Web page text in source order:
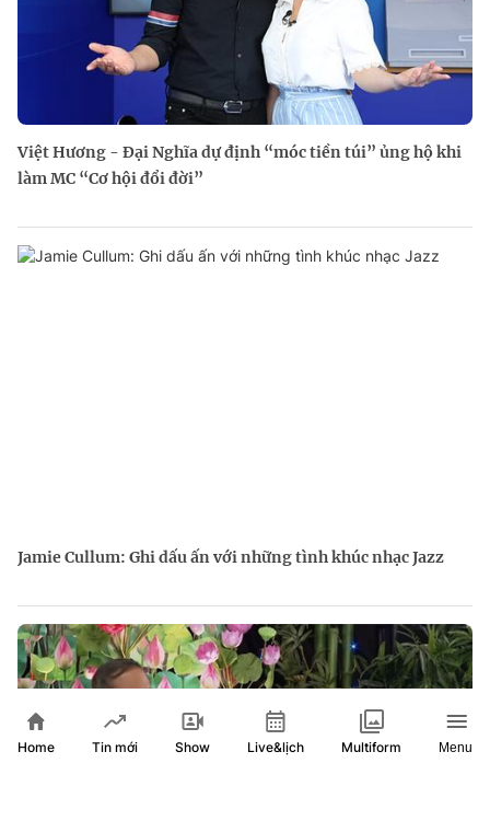
Việt Hương - Đại Nghĩa dự định “móc tiền túi” ủng hộ khi
làm MC “Cơ hội đổi đời”
Jamie Cullum: Ghi dấu ấn với những tình khúc nhạc Jazz
Home Tin mới Show Live&lịch Multiform Menu